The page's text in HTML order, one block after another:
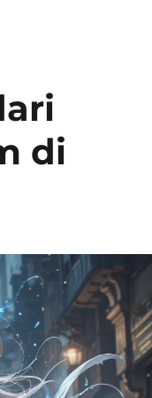
di